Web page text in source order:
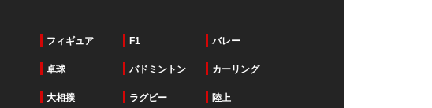
フィギュア F1 バレー
卓球 バドミントン カーリング
大相撲 ラグビー 陸上